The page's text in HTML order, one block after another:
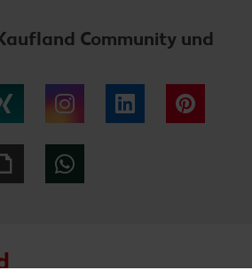
Community und
Instagram LinkedIn
Giphy